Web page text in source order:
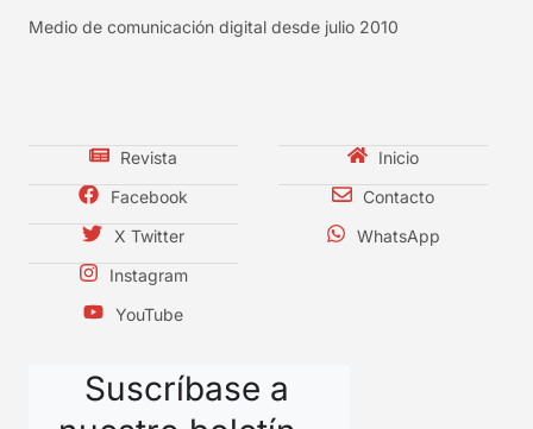
Medio de comunicación digital desde julio 2010
Revista
Facebook
X Twitter
Instagram
YouTube
Inicio
Contacto
WhatsApp
Suscríbase a